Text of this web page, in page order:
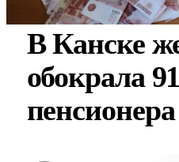
В Канске
обокрала
пенсионера